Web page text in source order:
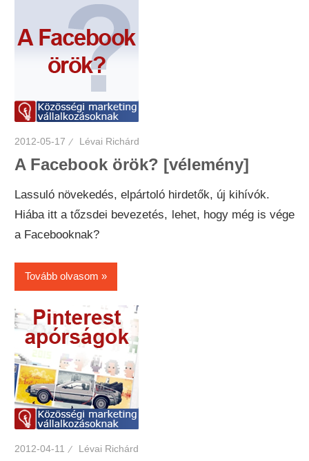
2012-05-17 Lévai Richárd
A Facebook örök? [vélemény]
Lassuló növekedés, elpártoló hirdetők, új kihívók.
Hiába itt a tőzsdei bevezetés, lehet, hogy még is vége
a Facebooknak?
Tovább olvasom
2012-04-11 Lévai Richárd